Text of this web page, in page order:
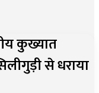
कुख्यात
से धराया